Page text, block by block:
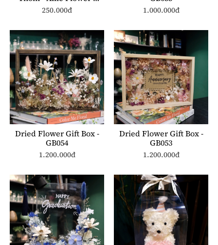
ST002 250ml
250.000đ 1.000.000đ
Dried Flower Gift Box -
GB054
1.200.000đ
Dried Flower Gift Box -
GB053
1.200.000đ